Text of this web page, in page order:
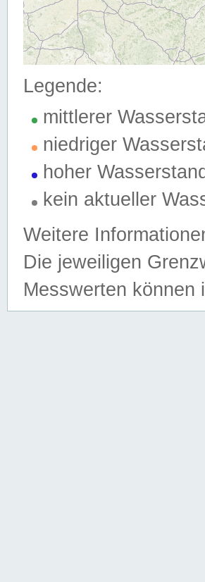
Legende:
mittlerer
niedriger
hoher
kein aktueller
Weitere
Die jeweiligen
Messwerten können